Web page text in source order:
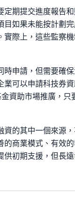
定期提交進度報告
目如果未能按計劃
實際上，這些監察
時申請，但需要確
業可以申請科技券
資助市場推廣，只
資的其中一個來源
的商業模式、有效
供初期支援，但長